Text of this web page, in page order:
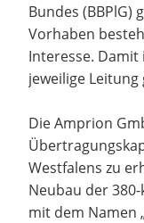
Bundes (BBPlG)
Vorhaben
Interesse. Damit
jeweilige
Die Amprion
Westfalens zu
Neubau der
mit dem Namen